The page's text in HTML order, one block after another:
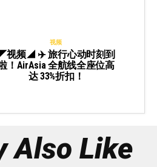
视频
视频◢ ✈️ 旅行心动时刻到
！AirAsia 全航线全座位高
达 33%折扣！
Also Like